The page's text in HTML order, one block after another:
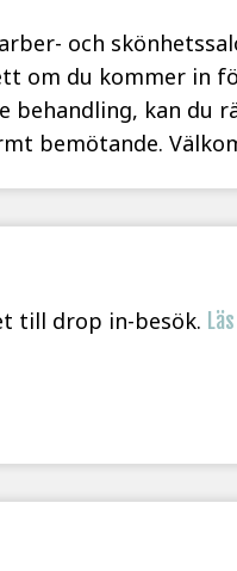
och
om du kommer in
behandling, kan du
bemötande.
till drop in-besök.